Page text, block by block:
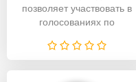
позволяет участвовать в
голосованиях по